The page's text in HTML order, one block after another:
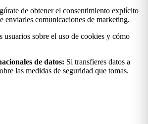
de obtener el consentimiento explícito
enviarles comunicaciones de marketing.
usuarios sobre el uso de cookies y cómo
de datos: Si transfieres datos a
las medidas de seguridad que tomas.